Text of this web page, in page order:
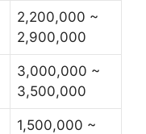
2,200,000 ~
2,900,000
3,000,000 ~
3,500,000
1,500,000 ~